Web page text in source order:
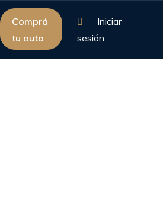
Comprá
tu auto
Iniciar
sesión